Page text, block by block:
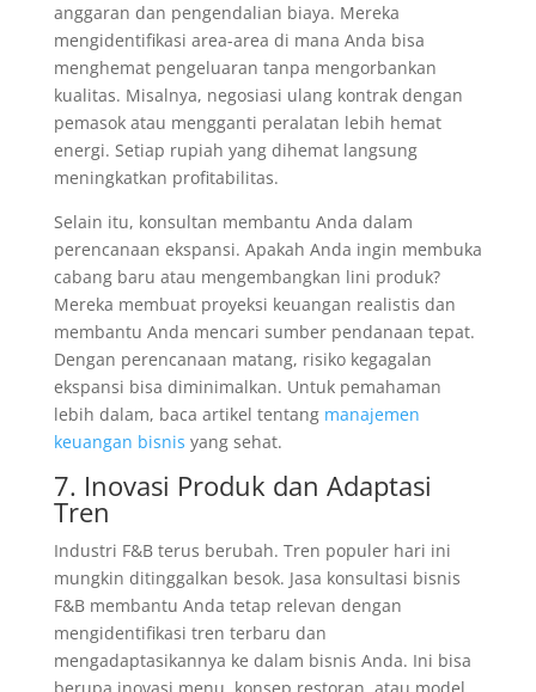
anggaran dan pengendalian biaya. Mereka
mengidentifikasi area-area di mana Anda bisa
menghemat pengeluaran tanpa mengorbankan
kualitas. Misalnya, negosiasi ulang kontrak dengan
pemasok atau mengganti peralatan lebih hemat
energi. Setiap rupiah yang dihemat langsung
meningkatkan profitabilitas.
Selain itu, konsultan membantu Anda dalam
perencanaan ekspansi. Apakah Anda ingin membuka
cabang baru atau mengembangkan lini produk?
Mereka membuat proyeksi keuangan realistis dan
membantu Anda mencari sumber pendanaan tepat.
Dengan perencanaan matang, risiko kegagalan
ekspansi bisa diminimalkan. Untuk pemahaman
lebih dalam, baca artikel tentang manajemen
keuangan bisnis yang sehat.
7. Inovasi Produk dan Adaptasi
Tren
Industri F&B terus berubah. Tren populer hari ini
mungkin ditinggalkan besok. Jasa konsultasi bisnis
F&B membantu Anda tetap relevan dengan
mengidentifikasi tren terbaru dan
mengadaptasikannya ke dalam bisnis Anda. Ini bisa